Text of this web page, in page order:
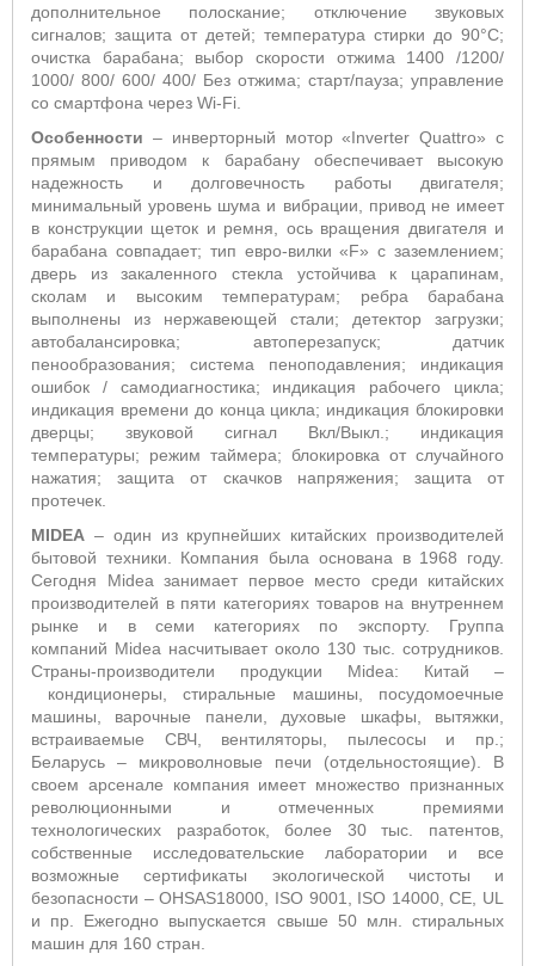
дополнительное полоскание; отключение звуковых
сигналов; защита от детей; температура стирки до 90°С;
очистка барабана; выбор скорости отжима 1400 /1200/
1000/ 800/ 600/ 400/ Без отжима; старт/пауза; управление
со смартфона через Wi-Fi
Особенности – инверторный мотор «Inverter Quattro» с
прямым приводом к барабану обеспечивает высокую
надежность и долговечность работы двигателя;
минимальный уровень шума и вибрации, привод не имеет
в конструкции щеток и ремня, ось вращения двигателя и
барабана совпадает; тип евро-вилки «F» с заземлением;
дверь из закаленного стекла устойчива к царапинам,
сколам и высоким температурам; ребра барабана
выполнены из нержавеющей стали; детектор загрузки;
автобалансировка; автоперезапуск; датчик
пенообразования; система пеноподавления; индикация
ошибок / самодиагностика; индикация рабочего цикла;
индикация времени до конца цикла; индикация блокировки
дверцы; звуковой сигнал Вкл/Выкл.; индикация
температуры; режим таймера; блокировка от случайного
нажатия; защита от скачков напряжения; защита от
протечек
MIDEA – один из крупнейших китайских производителей
бытовой техники. Компания была основана в 1968 году.
Сегодня Midea занимает первое место среди китайских
производителей в пяти категориях товаров на внутреннем
рынке и в семи категориях по экспорту. Группа
компаний Midea насчитывает около 130 тыс. сотрудников.
Страны-производители продукции Midea: Китай –
кондиционеры, стиральные машины, посудомоечные
машины, варочные панели, духовые шкафы, вытяжки,
встраиваемые СВЧ, вентиляторы, пылесосы и пр.;
Беларусь – микроволновые печи (отдельностоящие). В
своем арсенале компания имеет множество признанных
революционными и отмеченных премиями
технологических разработок, более 30 тыс. патентов,
собственные исследовательские лаборатории и все
возможные сертификаты экологической чистоты и
безопасности – OHSAS18000, ISO 9001, ISO 14000, CE, UL
и пр. Ежегодно выпускается свыше 50 млн. стиральных
машин для 160 стран.